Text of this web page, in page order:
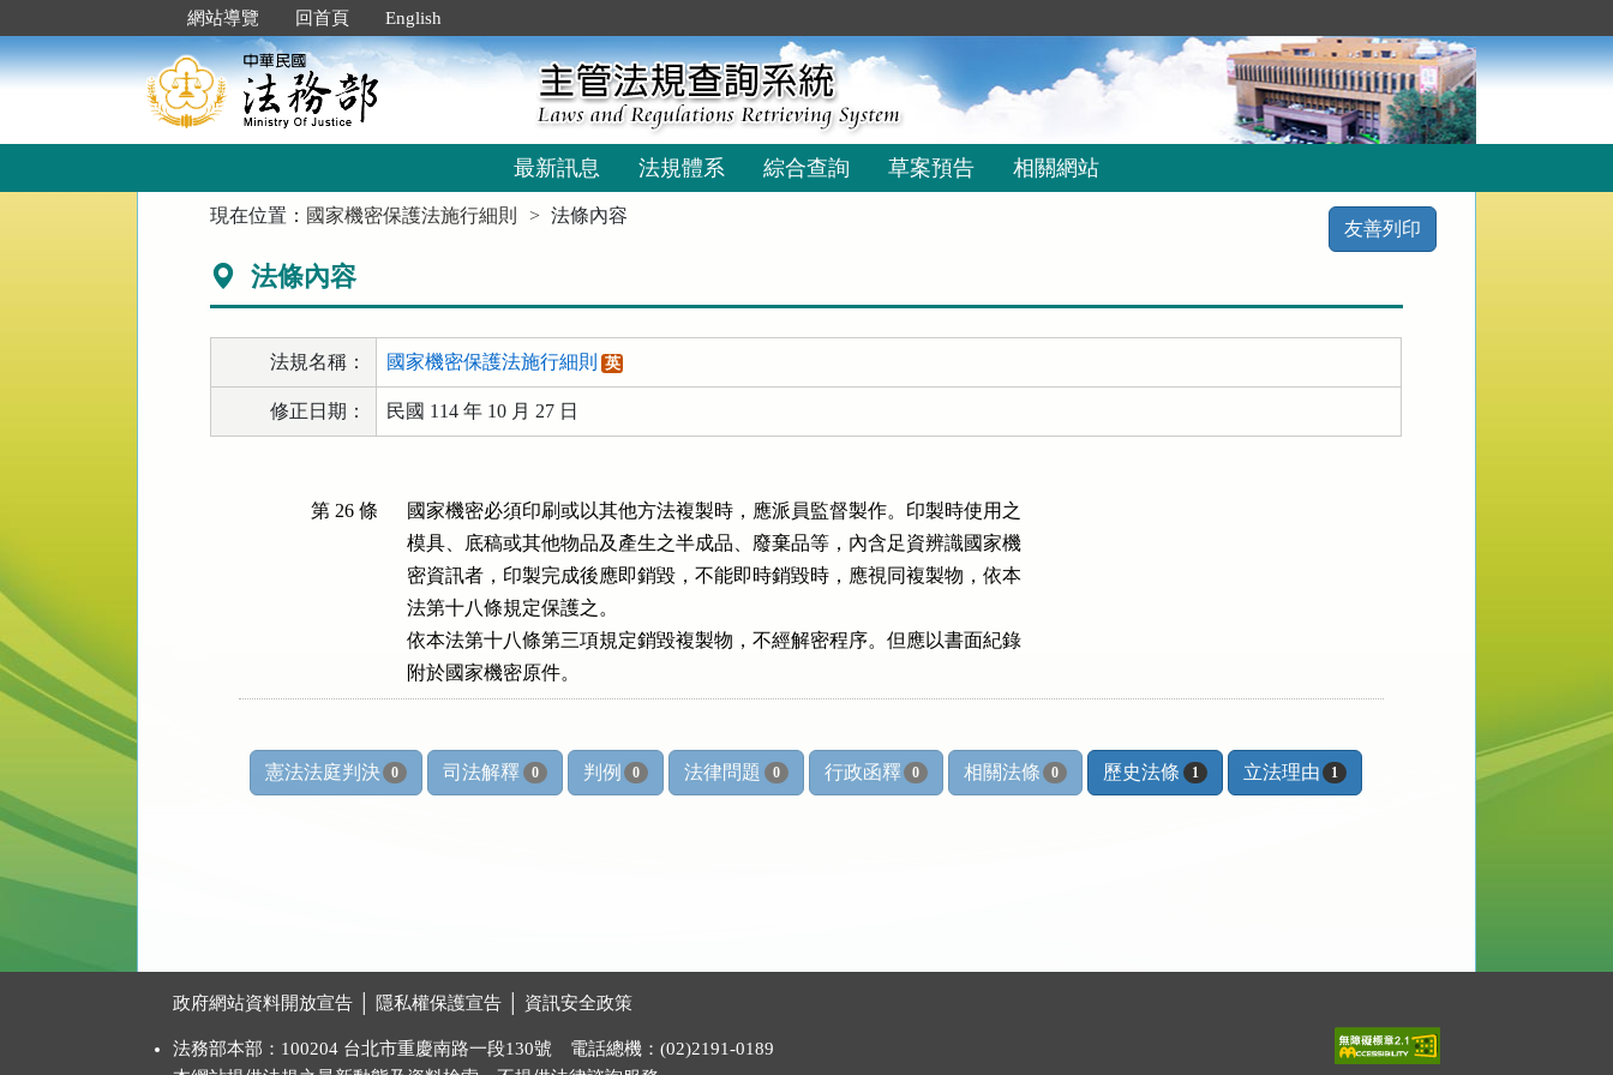
到
主
要
網站導覽 回首頁 English
最新訊息 法規體系 綜合查詢 草案預告 相關網站
現在位置： 國家機密保護法施行細則 法條內容
友善列印
法條內容
法規名稱： 國家機密保護法施行細則 英
修正日期： 民國 114 年 10 月 27 日
第 26 條
國家機密必須印刷或以其他方法複製時，應派員監督製作。印製時使用之
模具、底稿或其他物品及產生之半成品、廢棄品等，內含足資辨識國家機
密資訊者，印製完成後應即銷毀，不能即時銷毀時，應視同複製物，依本
法第十八條規定保護之。
依本法第十八條第三項規定銷毀複製物，不經解密程序。但應以書面紀錄
附於國家機密原件。
憲法法庭判決 0 司法解釋 0 判例 0 法律問題 0 行政函釋 0 相關法條 0 歷史法條 1 立法理由 1
政府網站資料開放宣告 隱私權保護宣告 資訊安全政策
法務部本部：100204 台北市重慶南路一段130號 電話總機：(02)2191-0189